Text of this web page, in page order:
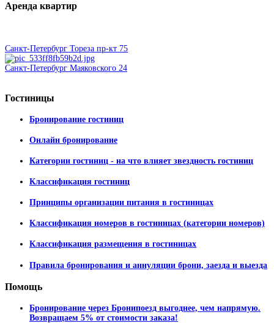
Аренда квартир
Санкт-Петербург Тореза пр-кт 75
Санкт-Петербург Маяковского 24
Гостиницы
Бронирование гостиниц
Онлайн бронирование
Категории гостиниц - на что влияет звездность гостиниц
Классификация гостиниц
Принципы организации питания в гостиницах
Классификация номеров в гостиницах (категории номеров)
Классификация размещения в гостиницах
Правила бронирования и аннуляции брони, заезда и выезда
Помощь
Бронирование через Бронипоезд выгоднее, чем напрямую.
Возвращаем 5% от стоимости заказа!